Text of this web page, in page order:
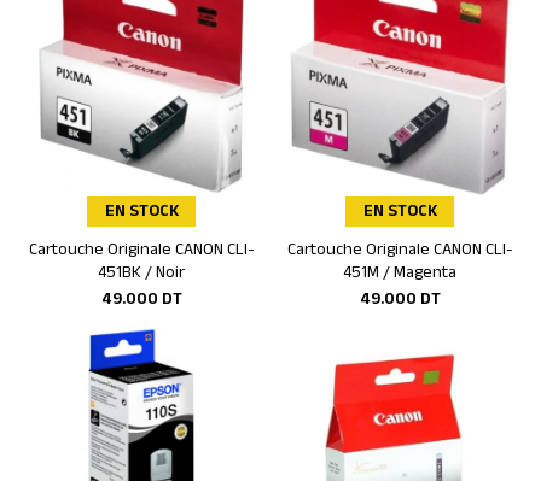
EN STOCK
Ajouter au panier
Cartouche Originale CANON CLI-
451BK / Noir
49.000 DT
EN STOCK
Ajouter au panier
Cartouche Originale CANON CLI-
451M / Magenta
49.000 DT